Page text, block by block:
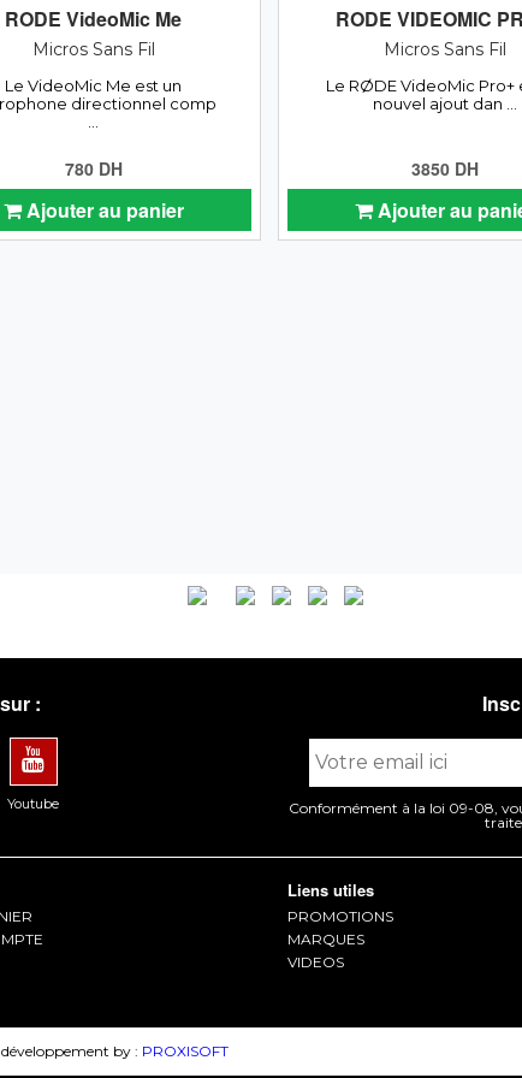
RODE VideoMic Me
Micros Sans Fil
Le VideoMic Me est un
directionnel comp
780 DH
Ajouter au panier
RODE VIDEOMIC
Micros Sans Fil
Le RØDE VideoMic Pro+
nouvel ajout dan ...
3850 DH
Ajouter au
:
Youtube
Conformément à la loi 09-08,
Liens utiles
PROMOTIONS
MARQUES
VIDEOS
by : PROXISOFT